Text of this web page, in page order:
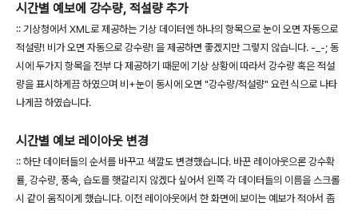
시간별 예보에 강수량, 적설량 추가
:: 기상청에서 XML로 제공하는 기상 데이터엔 하나의 항목으로 눈이 오면 자동으로
적설량! 비가 오면 자동으로 강수량! 을 제공하면 좋겠지만 그렇지 않습니다. -_-; 동
시에 두가지 항목을 전부 다 제공하기 때문에 기상 상황에 따라서 강수량 혹은 적설
량을 표시하게끔 하였으며 비+눈이 동시에 오면 "강수량/적설량" 요런 식으로 나타
나게끔 하였습니다.
시간별 예보 레이아웃 변경
:: 하단 데이터들의 순서를 바꾸고 색깔도 변경했습니다. 바꾼 레이아웃으론 강수확
률, 강수량, 풍속, 습도를 햇갈리지 않겠다 싶어서 왼쪽 각 데이터들의 이름을 스크롤
시 같이 움직이게 했습니다. 이전 레이아웃에서 한 화면에 보이는 예보가 적아서 좀